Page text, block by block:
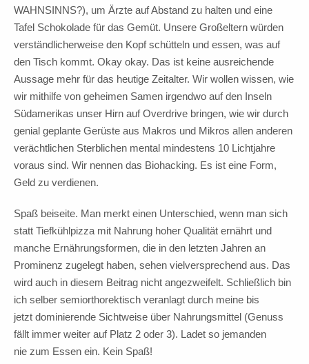
WAHNSINNS?), um Ärzte auf Abstand zu halten und eine
Tafel Schokolade für das Gemüt. Unsere Großeltern würden
verständlicherweise den Kopf schütteln und essen, was auf
den Tisch kommt. Okay okay. Das ist keine ausreichende
Aussage mehr für das heutige Zeitalter. Wir wollen wissen, wie
wir mithilfe von geheimen Samen irgendwo auf den Inseln
Südamerikas unser Hirn auf Overdrive bringen, wie wir durch
genial geplante Gerüste aus Makros und Mikros allen anderen
verächtlichen Sterblichen mental mindestens 10 Lichtjahre
voraus sind. Wir nennen das Biohacking. Es ist eine Form,
Geld zu verdienen.
Spaß beiseite. Man merkt einen Unterschied, wenn man sich
statt Tiefkühlpizza mit Nahrung hoher Qualität ernährt und
manche Ernährungsformen, die in den letzten Jahren an
Prominenz zugelegt haben, sehen vielversprechend aus. Das
wird auch in diesem Beitrag nicht angezweifelt. Schließlich bin
ich selber semiorthorektisch veranlagt durch meine bis
jetzt dominierende Sichtweise über Nahrungsmittel (Genuss
fällt immer weiter auf Platz 2 oder 3). Ladet so jemanden
nie zum Essen ein. Kein Spaß!